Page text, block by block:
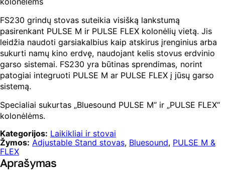
&
Adjustable
Stand
stovas
FS230 grindų stovas suteikia visišką lankstumą
pasirenkant PULSE M ir PULSE FLEX kolonėlių vietą. Jis
leidžia naudoti garsiakalbius kaip atskirus įrenginius arba
sukurti namų kino erdvę, naudojant kelis stovus erdvinio
garso sistemai. FS230 yra būtinas sprendimas, norint
patogiai integruoti PULSE M ar PULSE FLEX į jūsų garso
sistemą.
Specialiai sukurtas „Bluesound PULSE M“ ir „PULSE FLEX“
kolonėlėms.
Kategorijos: Laikikliai ir stovai
Žymos: Adjustable Stand stovas, Bluesound, PULSE M &
FLEX
Aprašymas